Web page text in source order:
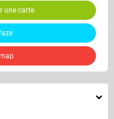
une carte